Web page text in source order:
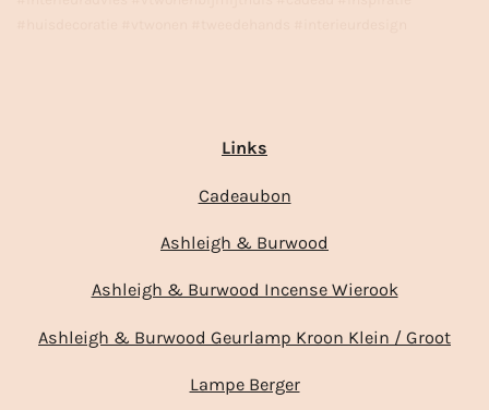
Links
Cadeaubon
Ashleigh & Burwood
Ashleigh & Burwood Incense Wierook
Ashleigh & Burwood Geurlamp Kroon Klein / Groot
Lampe Berger